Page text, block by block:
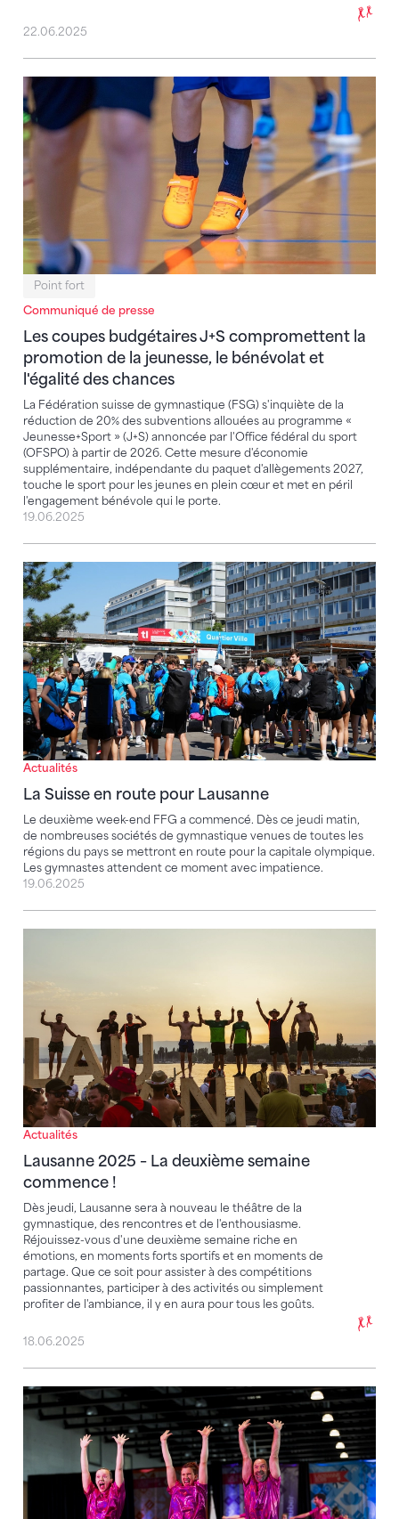
22.06.2025
Point fort
Communiqué de presse
Les coupes budgétaires J+S compromettent la
promotion de la jeunesse, le bénévolat et
l'égalité des chances
La Fédération suisse de gymnastique (FSG) s'inquiète de la
réduction de 20% des subventions allouées au programme «
Jeunesse+Sport » (J+S) annoncée par l'Office fédéral du sport
(OFSPO) à partir de 2026. Cette mesure d'économie
supplémentaire, indépendante du paquet d'allègements 2027,
touche le sport pour les jeunes en plein cœur et met en péril
l'engagement bénévole qui le porte.
Les coupes budgétaires J+S compromettent la
19.06.2025
Actualités
La Suisse en route pour Lausanne
Le deuxième week-end FFG a commencé. Dès ce jeudi matin,
de nombreuses sociétés de gymnastique venues de toutes les
régions du pays se mettront en route pour la capitale olympique.
Les gymnastes attendent ce moment avec impatience.
La Suisse en route pour Lausanne
19.06.2025
Actualités
Lausanne 2025 – La deuxième semaine
commence !
Dès jeudi, Lausanne sera à nouveau le théâtre de la
gymnastique, des rencontres et de l'enthousiasme.
Réjouissez-vous d'une deuxième semaine riche en
émotions, en moments forts sportifs et en moments de
partage. Que ce soit pour assister à des compétitions
passionnantes, participer à des activités ou simplement
profiter de l'ambiance, il y en aura pour tous les goûts.
18.06.2025
Ambiance festive et performances sportives